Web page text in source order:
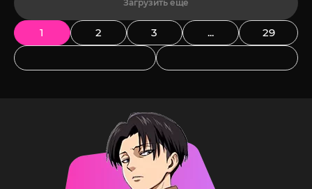
Загрузить еще
1 2 3 ... 29